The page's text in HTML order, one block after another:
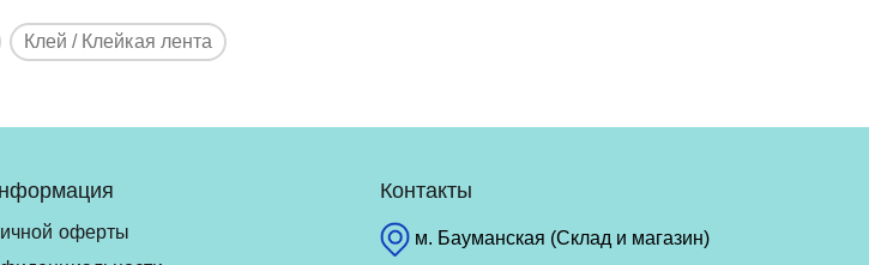
Клей / Клейкая лента
оферты
Контакты
м. Бауманская (Склад и магазин)